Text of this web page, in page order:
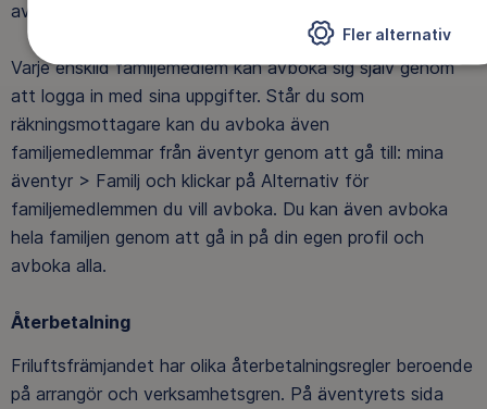
avbokning skickas till din e-postadress.
Varje enskild familjemedlem kan avboka sig själv genom
att logga in med sina uppgifter. Står du som
räkningsmottagare kan du avboka även
familjemedlemmar från äventyr genom att gå till: mina
äventyr > Familj och klickar på Alternativ för
familjemedlemmen du vill avboka. Du kan även avboka
hela familjen genom att gå in på din egen profil och
avboka alla.
Återbetalning
Friluftsfrämjandet har olika återbetalningsregler beroende
på arrangör och verksamhetsgren. På äventyrets sida
Fler alternativ